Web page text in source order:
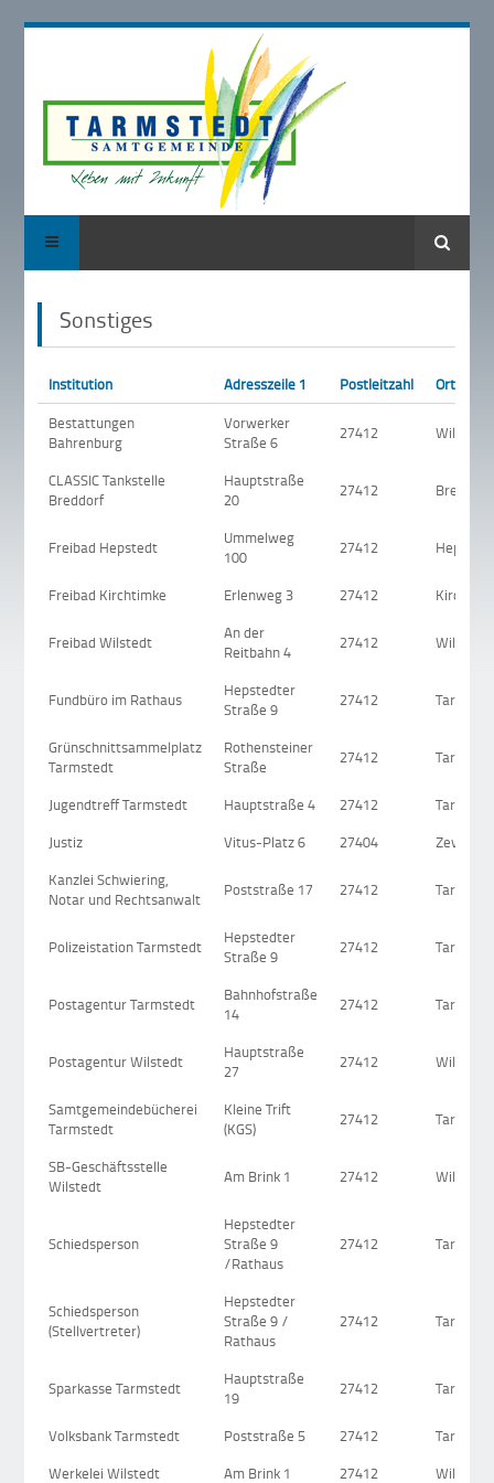
Suche
Sonstiges
Institution Adresszeile 1 Postleitzahl
Ort
Bestattungen
Bahrenburg
Vorwerker
Straße 6
27412 Wilstedt
CLASSIC Tankstelle
Breddorf
Hauptstraße
20
27412 Breddorf
Freibad Hepstedt
Ummelweg
100
27412 Hepstedt
Freibad Kirchtimke Erlenweg 3 27412
Freibad Wilstedt
An der
Reitbahn 4
27412 Wilstedt
Fundbüro im Rathaus
Hepstedter
Straße 9
27412
Grünschnittsammelplatz
Tarmstedt
Rothensteiner
Straße
27412
Jugendtreff Tarmstedt Hauptstraße 4 27412
Justiz
Vitus-Platz 6 27404
Zeven
Kanzlei Schwiering,
Notar und Rechtsanwalt
Poststraße 17 27412
Polizeistation Tarmstedt
Hepstedter
Straße 9
27412
Postagentur Tarmstedt
Bahnhofstraße
14
27412
Postagentur Wilstedt
Hauptstraße
27
27412 Wilstedt
Samtgemeindebücherei
Tarmstedt
Kleine Trift
(KGS)
27412
SB-Geschäftsstelle
Wilstedt
Am Brink 1 27412 Wilstedt
Schiedsperson
Hepstedter
Straße 9
/Rathaus
27412
Schiedsperson
(Stellvertreter)
Hepstedter
Straße 9 /
Rathaus
27412
Sparkasse Tarmstedt
Hauptstraße
19
27412
Volksbank Tarmstedt Poststraße 5 27412
Werkelei Wilstedt
Am Brink 1 27412 Wilstedt